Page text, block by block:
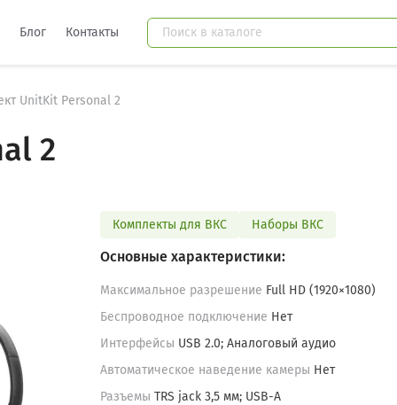
Блог Контакты
UnitKit Personal 2
2
Комплекты для ВКС Наборы ВКС
Основные характеристики:
Максимальное разрешение Full HD (1920×1080)
Беспроводное подключение Нет
Интерфейсы USB 2.0; Аналоговый аудио
Автоматическое наведение камеры Нет
Разъемы TRS jack 3,5 мм; USB-A